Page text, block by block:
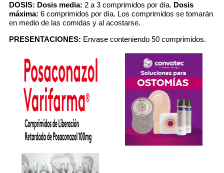
DOSIS: Dosis media: 2 a 3 comprimidos por día. Dosis
máxima: 6 comprimidos por día. Los comprimidos se tomarán
en medio de las comidas y al acostarse.
PRESENTACIONES: Envase conteniendo 50 comprimidos.